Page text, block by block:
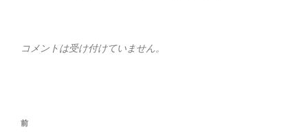
コメントは受け付けていません。
投
前
前